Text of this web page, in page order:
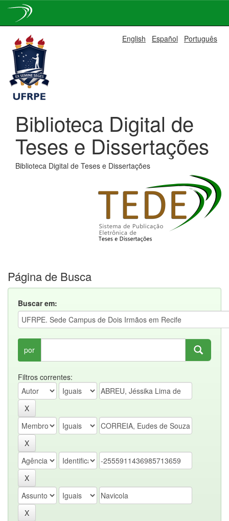
navigation
English Español Português
Biblioteca Digital de
Teses e Dissertações
Biblioteca Digital de Teses e Dissertações
Página de Busca
Buscar em:
por
Filtros correntes: